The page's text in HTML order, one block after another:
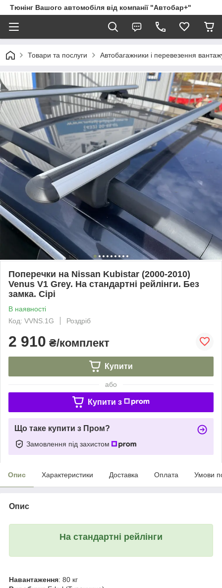
Тюнінг Вашого автомобіля від компанії "Автобар+"
Товари та послуги Автобагажники і перевезення
Поперечки на Nissan Kubistar (2000-2010)
Venus V1 Grey. На стандартні рейлінги. Без
замка. Сірі
В наявності
Код: VVNS.1G
Роздріб
2 910 ₴/комплект
Купити
або
Купити з
Що таке купити з Пром?
Замовлення під захистом
Опис Характеристики Доставка Оплата Умови
Опис
На стандартні рейлінги
Навантаження: 80 кг